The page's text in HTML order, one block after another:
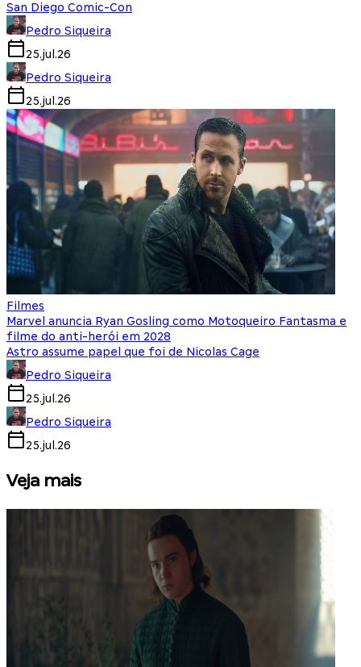
San Diego Comic-Con
Pedro Siqueira
25.jul.26
Pedro Siqueira
25.jul.26
Filmes
Marvel anuncia Ryan Gosling como Motoqueiro Fantasma e
filme do anti-herói em 2028
Astro assume papel que foi de Nicolas Cage
Pedro Siqueira
25.jul.26
Pedro Siqueira
25.jul.26
Veja mais